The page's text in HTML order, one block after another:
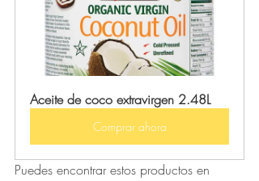
Aceite de coco extravirgen 2.48L
Comprar ahora
Puedes encontrar estos productos en